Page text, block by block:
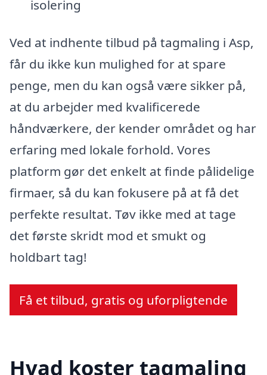
isolering
Ved at indhente tilbud på tagmaling i Asp,
får du ikke kun mulighed for at spare
penge, men du kan også være sikker på,
at du arbejder med kvalificerede
håndværkere, der kender området og har
erfaring med lokale forhold. Vores
platform gør det enkelt at finde pålidelige
firmaer, så du kan fokusere på at få det
perfekte resultat. Tøv ikke med at tage
det første skridt mod et smukt og
holdbart tag!
Få et tilbud, gratis og uforpligtende
Hvad koster tagmaling